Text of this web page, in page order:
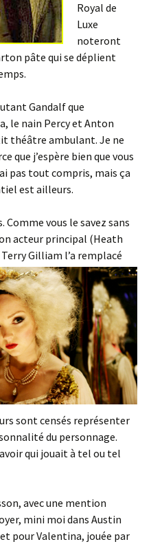
Royal de
Luxe
noteront
pâte qui se déplient
Gandalf que
le nain Percy et Anton
théâtre ambulant. Je ne
que j’espère bien que vous
pas tout compris, mais ça
est ailleurs.
vous le savez sans
acteur principal (Heath
Gilliam l’a remplacé
sont censés représenter
du personnage.
qui jouait à tel ou tel
avec une mention
mini moi dans Austin
pour Valentina, jouée par